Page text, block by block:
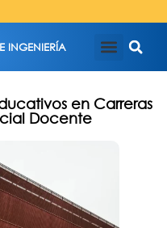
INGENIERÍA
en Carreras
Docente